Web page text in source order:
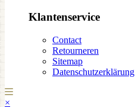
Klantenservice
Contact
Retourneren
Sitemap
Datenschutzerklärung
×